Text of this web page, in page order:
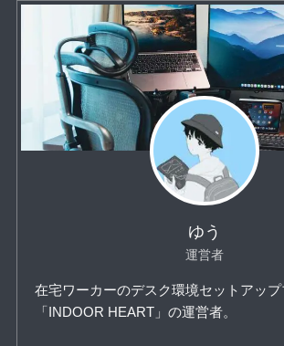
ゆう
運営者
在宅ワーカーのデスク環境セットアッ
「INDOOR HEART」の運営者。